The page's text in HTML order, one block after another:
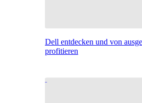
Dell entdecken und von
profitieren